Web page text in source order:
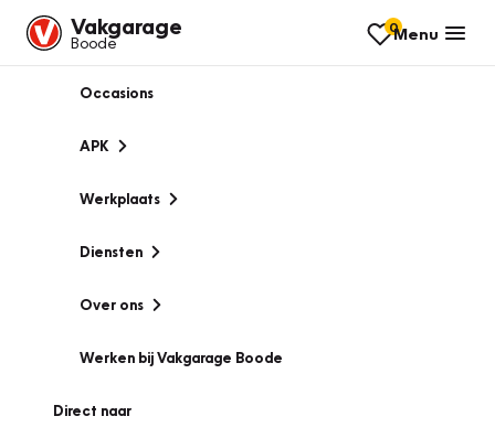
Vakgarage
Boode
0Menu
Occasions
APK
Werkplaats
Diensten
Over ons
Werken bij Vakgarage Boode
Direct naar